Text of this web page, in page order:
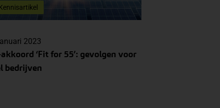
2023
‘Fit for 55’: gevolgen voor
bedrijven